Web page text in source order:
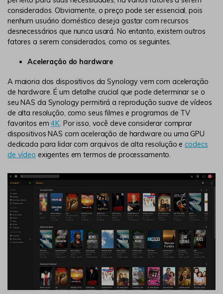
considerados. Obviamente, o preço pode ser essencial, pois
nenhum usuário doméstico deseja gastar com recursos
desnecessários que nunca usará. No entanto, existem outros
fatores a serem considerados, como os seguintes.
Aceleração do hardware
A maioria dos dispositivos da Synology vem com aceleração
de hardware. É um detalhe crucial que pode determinar se o
seu NAS da Synology permitirá a reprodução suave de vídeos
de alta resolução, como seus filmes e programas de TV
favoritos em4K. Por isso, você deve considerar comprar
dispositivos NAS com aceleração de hardware ou uma GPU
dedicada para lidar com arquivos de alta resolução ecodecs
de vídeo exigentes em termos de processamento.